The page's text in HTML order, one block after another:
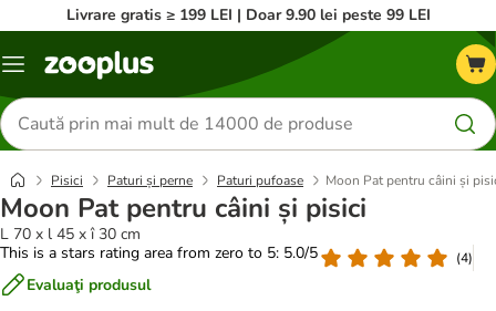
Livrare gratis ≥ 199 LEI | Doar 9.90 lei peste 99 LEI
Categorii
Căutare
produse
Pisici Paturi și perne Paturi pufoase Moon Pat pentru câini și
Moon Pat pentru câini și pisici
L 70 x l 45 x î 30 cm
This is a stars rating area from zero to 5: 5.0/5
(4)
Evaluaţi produsul